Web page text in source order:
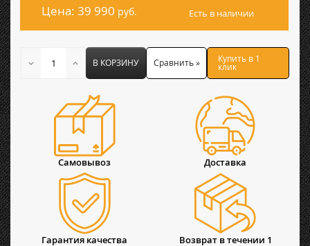
Цена: 39 990 руб. Есть в наличии
В КОРЗИНУ Сравнить » Купить в 1
клик
Самовывоз Доставка
Гарантия качества
Возврат в течении 1